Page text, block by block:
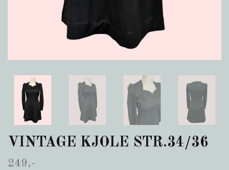
VINTAGE KJOLE STR.34/36
249,-